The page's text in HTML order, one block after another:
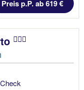
Preis p.P. ab 619 €